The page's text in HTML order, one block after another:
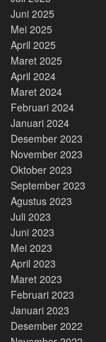
Juni 2025
Mei 2025
April 2025
Maret 2025
April 2024
Maret 2024
Februari 2024
Januari 2024
Desember 2023
November 2023
Oktober 2023
September 2023
Agustus 2023
Juli 2023
Juni 2023
Mei 2023
April 2023
Maret 2023
Februari 2023
Januari 2023
Desember 2022